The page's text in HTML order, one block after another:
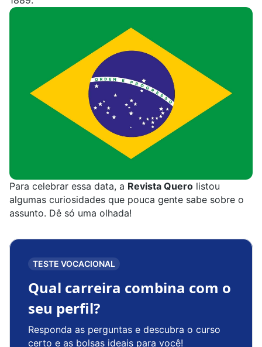
Para celebrar essa data, a Revista Quero listou
algumas curiosidades que pouca gente sabe sobre o
assunto. Dê só uma olhada!
TESTE VOCACIONAL
Qual carreira combina com o
seu perfil?
Responda as perguntas e descubra o curso
certo e as bolsas ideais para você!